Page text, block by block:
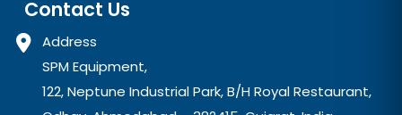
3. What are the benefits of using an Pipe
Joint Internal Clamp Hydraulic?